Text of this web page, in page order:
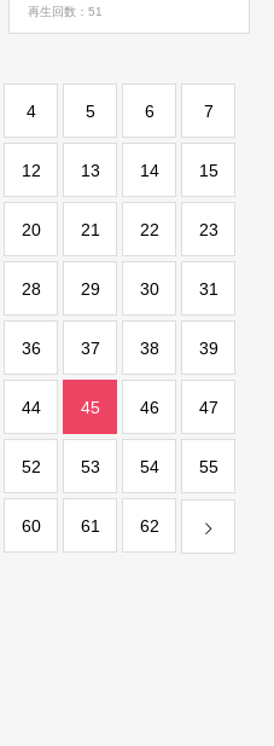
再生回数：51
4 5 6 7
12 13 14 15
20 21 22 23
28 29 30 31
36 37 38 39
44 45 46 47
52 53 54 55
60 61 62